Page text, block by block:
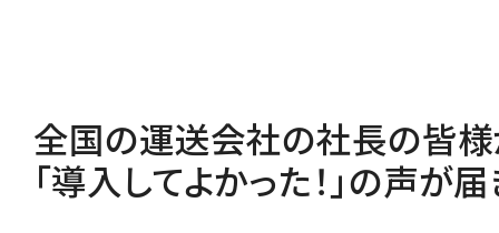
全国の運送会社の社長の皆様
「導入してよかった！」の声が